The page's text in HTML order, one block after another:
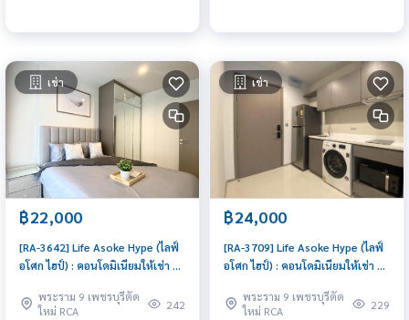
เช่า
฿22,000
[RA-3642] Life Asoke Hype (ไลฟ์
อโศก ไฮป์) : คอนโดมิเนียมให้เช่า 1
เช่า ติดต่อขอชมห้องวันนี้
พระราม 9 เพชรบุรีตัด
ใหม่ RCA
242
เช่า
฿24,000
[RA-3709] Life Asoke Hype (ไลฟ์
อโศก ไฮป์) : คอนโดมิเนียมให้เช่า 1
อยู่ทันที นัดดูห้องได้เลย
พระราม 9 เพชรบุรีตัด
ใหม่ RCA
229